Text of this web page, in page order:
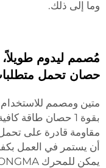
وما إلى ذلك.
حصان تحمل
متين ومصمم
بقوة 1 حصان
مقاومة قادرة على
أن يستمر في العمل